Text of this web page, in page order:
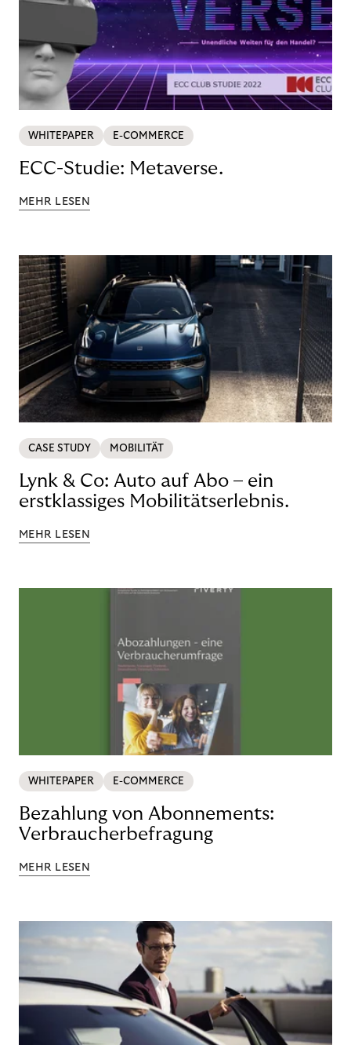
WHITEPAPER E-COMMERCE
ECC-Studie: Metaverse.
MEHR LESEN
CASE STUDY MOBILITÄT
Lynk & Co: Auto auf Abo – ein
erstklassiges Mobilitätserlebnis.
MEHR LESEN
WHITEPAPER E-COMMERCE
Bezahlung von Abonnements:
Verbraucherbefragung
MEHR LESEN